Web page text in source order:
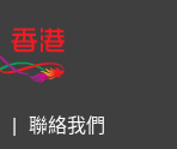
聯絡我們